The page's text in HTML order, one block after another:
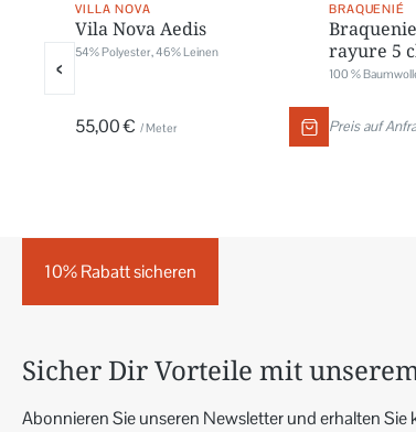
‹
VILLA NOVA
Vila Nova Aedis
54% Polyester, 46% Leinen
55,00 € / Meter
BRAQUENIÉ
rayure 5
100 %
Preis auf
10% Rabatt sicheren
Sicher Dir Vorteile mit
Abonnieren Sie unseren Newsletter und erhalten